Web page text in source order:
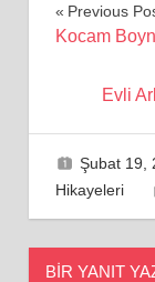
Yazı
Previous
Kocam
Evli
Şubat 19,
Hikayeleri
BIR YANIT